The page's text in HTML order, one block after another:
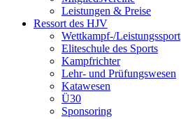
Leistungen & Preise
Ressort des HJV
Wettkampf-/Leistungssport
Eliteschule des Sports
Kampfrichter
Lehr- und Prüfungswesen
Katawesen
Ü30
Sponsoring